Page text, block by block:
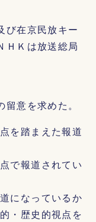
び在京民放キー
ＨＫは放送総局
意を求めた。
を踏まえた報道
で報道されてい
になっているか
・歴史的視点を